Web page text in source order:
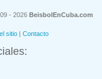
- 2026 BeisbolEnCuba.com
sitio | Contacto